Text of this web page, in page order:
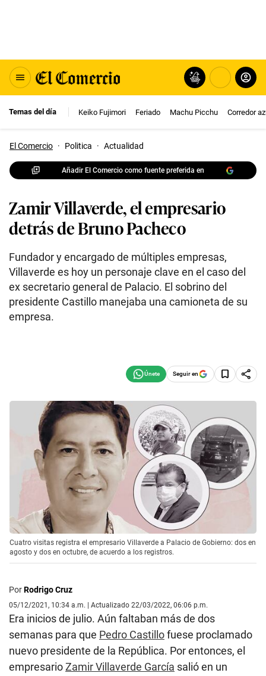
Temas del día Keiko Fujimori Feriado Machu Picchu Corredor
El Comercio · Politica · Actualidad
Añadir El Comercio como fuente preferida en
Zamir Villaverde, el empresario
detrás de Bruno Pacheco
Fundador y encargado de múltiples empresas,
Villaverde es hoy un personaje clave en el caso del
ex secretario general de Palacio. El sobrino del
presidente Castillo manejaba una camioneta de su
empresa.
Seguir en
Cuatro visitas registra el empresario Villaverde a Palacio de Gobierno: dos en
agosto y dos en octubre, de acuerdo a los registros.
PorRodrigo Cruz
05/12/2021, 10:34 a.m. | Actualizado 22/03/2022, 06:06 p.m.
Era inicios de julio. Aún faltaban más de dos
semanas para que Pedro Castillofuese proclamado
nuevo presidente de la República. Por entonces, el
empresarioZamir Villaverde García salió en un